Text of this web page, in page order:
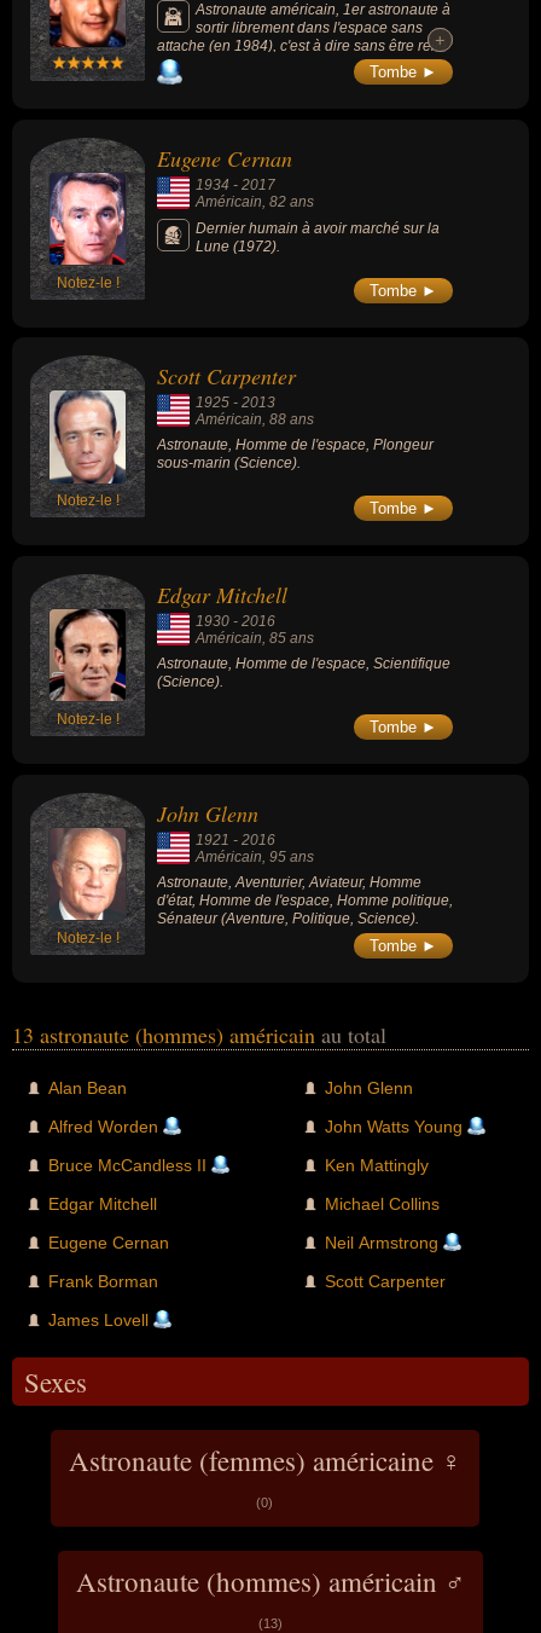
Astronaute américain, 1er astronaute à
sortir librement dans l'espace sans
attache (en 1984), c'est à dire sans être relié
par un quelconque cordon.
+
+
Tombe ►
Notez-le !
Eugene Cernan
1934 - 2017
Américain, 82 ans
Dernier humain à avoir marché sur la
Lune (1972).
Tombe ►
Notez-le !
Scott Carpenter
1925 - 2013
Américain, 88 ans
Astronaute, Homme de l'espace, Plongeur
sous-marin (Science).
Tombe ►
Notez-le !
Edgar Mitchell
1930 - 2016
Américain, 85 ans
Astronaute, Homme de l'espace, Scientifique
(Science).
Tombe ►
Notez-le !
John Glenn
1921 - 2016
Américain , 95 ans
Astronaute, Aventurier, Aviateur, Homme
d'état, Homme de l'espace, Homme politique,
Sénateur (Aventure, Politique, Science).
Tombe ►
13 astronaute (hommes) américain au total
Alan Bean
Alfred Worden
Bruce McCandless II
Edgar Mitchell
Eugene Cernan
Frank Borman
James Lovell
John Glenn
John Watts Young
Ken Mattingly
Michael Collins
Neil Armstrong
Scott Carpenter
Sexes
Astronaute (femmes) américaine ♀
(0)
Astronaute (hommes) américain ♂
(13)